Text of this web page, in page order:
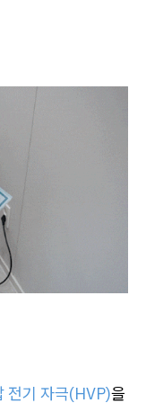
전기 자극(HVP)을